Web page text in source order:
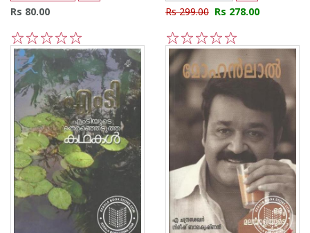
Rs 80.00
5
4
3
2
1
Rs 299.00 Rs 278.00
5
4
3
2
1